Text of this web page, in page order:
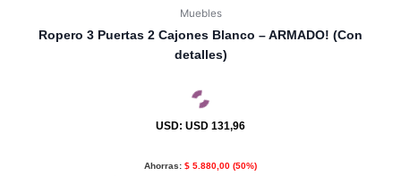
Muebles
Ropero 3 Puertas 2 Cajones Blanco – ARMADO! (Con
detalles)
USD: USD 131,96
Ahorras: $ 5.880,00 (50%)